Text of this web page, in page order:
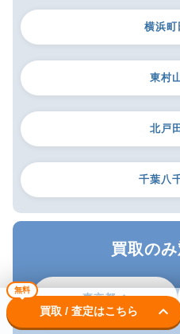
横浜町
東村
北戸
千葉八
買取の
東京都
無料
買取 / 査定はこちら keyboard_arrow_down